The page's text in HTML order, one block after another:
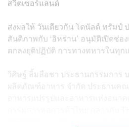
สวิตเซอร์แลนด์
ส่งผลให้ วันเดียวกัน โดนัลด์ ทรัมป์
สันติภาพกับ ‘อิหร่าน’ อนุมัติเปิดช่อ
ตกลงยุติปฏิบัติ การทางทหารในทุ
วิศิษฐ์ ลิ้มลือชา ประธานกรรมการ
ผลิตภัณฑ์อาหาร จำกัด ประธานค